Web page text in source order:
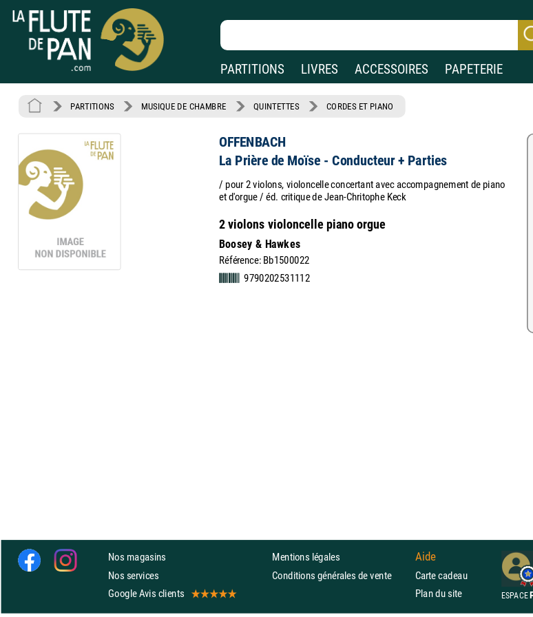
PARTITIONS LIVRES ACCESSOIRES PAPETERIE
PARTITIONS MUSIQUE DE CHAMBRE QUINTETTES CORDES ET PIANO
OFFENBACH
La Prière de Moïse - Conducteur + Parties
/ pour 2 violons, violoncelle concertant avec accompagnement de piano
et d'orgue / éd. critique de Jean-Chritophe Keck
2 violons violoncelle piano orgue
Boosey & Hawkes
Référence: Bb1500022
9790202531112
Nos magasins
Nos services
Google Avis clients
Mentions légales
Conditions générales de vente
Aide
Carte cadeau
Plan du site
ESPACE